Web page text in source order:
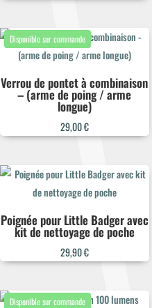
Verrou de pontet à combinaison
– (arme de poing / arme
longue)
29,00€
Poignée pour Little Badger avec
kit de nettoyage de poche
29,90€